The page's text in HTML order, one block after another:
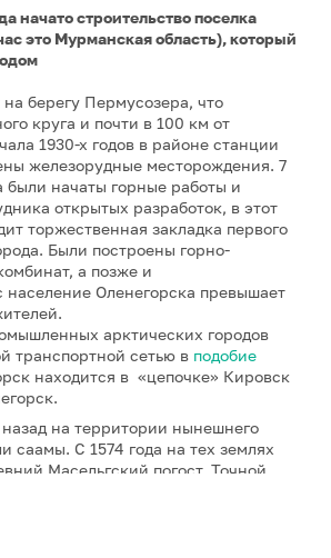
начато строительство поселка
это Мурманская область), который
берегу Пермусозера, что
круга и почти в 100 км от
1930-х годов в районе станции
железорудные месторождения. 7
были начаты горные работы и
открытых разработок, в этот
торжественная закладка первого
Были построены горно-
а позже и
население Оленегорска превышает
арктических городов
транспортной сетью в подобие
находится в «цепочке» Кировск
на территории нынешнего
саамы. С 1574 года на тех землях
Масельгский погост. Точной